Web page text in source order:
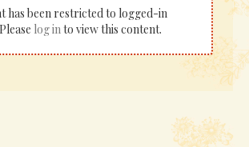
has been restricted to logged-in
log into view this content.